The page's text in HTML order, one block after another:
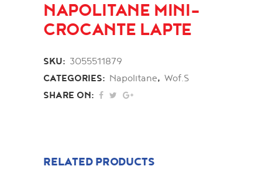
NAPOLITANE MINI-
CROCANTE LAPTE
SKU: 3055511879
CATEGORIES: Napolitane, Wof.S
SHARE ON:
RELATED PRODUCTS